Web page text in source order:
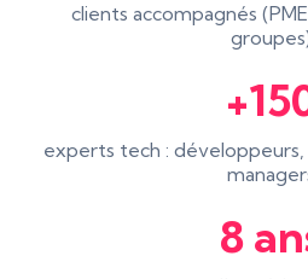
clients accompagnés
experts tech :
8